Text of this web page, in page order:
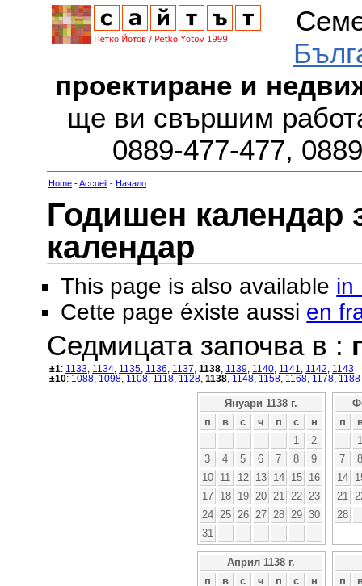
проектиране и
ще ви свършим
0889-477-477,
Home -Accueil - Начало
Годишен календар
календар
This page is also available in
Cette page éxiste aussi en
Седмицата започва в :
±1: 1133 1134 1135 1136 1137 1138 1139 1140 1141 1142
1143
±10: 1088 1098 1108 1118 1128 1138 1148 1158 1168 1178 1188
Януари 1138 г.
п
в с ч п с
н
1
2
3
4 5 6 7 8
9
10
11 12 13 14 15
16
17
18 19 20 21 22
23
24
25 26 27 28 29 30
31
п
1
7
8
14
21
28
Април 1138 г.
п
в с ч п с
н
п